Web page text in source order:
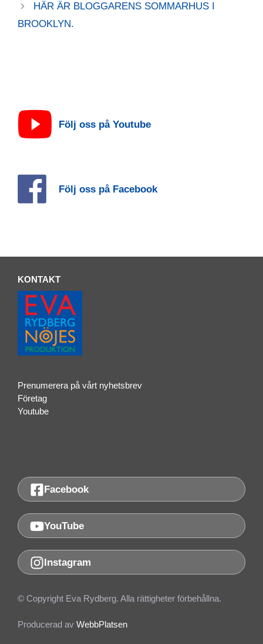
HÄR ÄR BLOGGARENS SOMMARHUS I
BROOKLYN.
Följ oss på Youtube
Följ oss på Facebook
KONTAKT
Prenumerera på vårt nyhetsbrev
Företag
Youtube
© Copyright Eva Rydberg. Alla rättigheter förbehållna.
Producerad av WebbPlatsen
Facebook
YouTube
Instagram